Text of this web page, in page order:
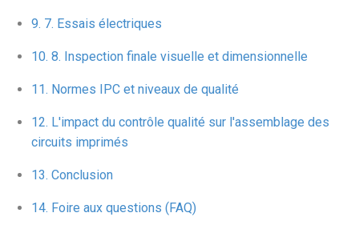
7. Essais électriques
8. Inspection finale visuelle et dimensionnelle
Normes IPC et niveaux de qualité
L'impact du contrôle qualité sur l'assemblage des
circuits imprimés
Conclusion
Foire aux questions (FAQ)